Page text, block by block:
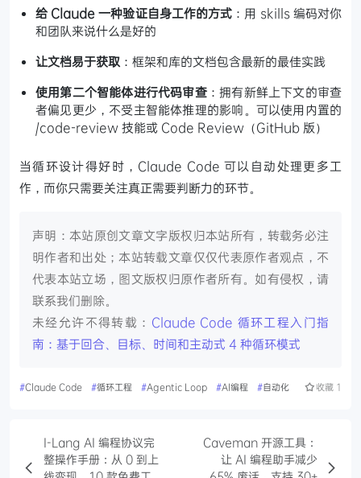
给 Claude 一种验证自身工作的方式 ：用 skills 编码对你
和团队来说什么是好的
让文档易于获取 ：框架和库的文档包含最新的最佳实践
使用第二个智能体进行代码审查：拥有新鲜上下文的审查
者偏见更少，不受主智能体推理的影响。可以使用内置的
/code-review 技能或 Code Review（GitHub 版）
当循环设计得好时，Claude Code 可以自动处理更多工
作，而你只需要关注真正需要判断力的环节。
声明：本站原创文章文字版权归本站所有，转载务必注
明作者和出处；本站转载文章仅仅代表原作者观点，不
代表本站立场，图文版权归原作者所有。如有侵权，请
联系我们删除。
未经允许不得转载： Claude Code 循环工程入门指
南：基于回合、目标、时间和主动式 4 种循环模式
#Claude Code #循环工程 #Agentic Loop #AI编程 #自动化 收藏 1
I-Lang AI 编程协议完
整操作手册：从 0 到上
Caveman 开源工具：
让 AI 编程助手减少